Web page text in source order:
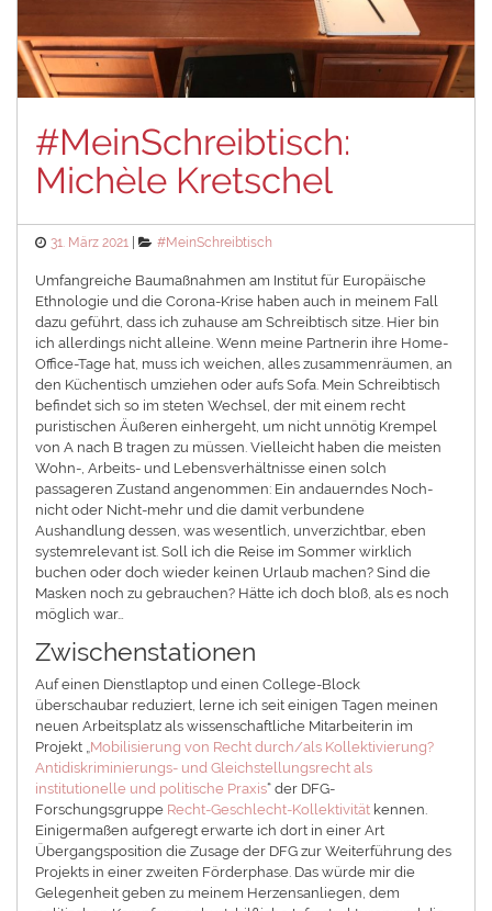
#MeinSchreibtisch:
Michèle Kretschel
Posted
31. März 2021 Categories
#MeinSchreibtisch
Umfangreiche Baumaßnahmen am Institut für Europäische
Ethnologie und die Corona-Krise haben auch in meinem Fall
dazu geführt, dass ich zuhause am Schreibtisch sitze. Hier bin
ich allerdings nicht alleine. Wenn meine Partnerin ihre Home-
Office-Tage hat, muss ich weichen, alles zusammenräumen, an
den Küchentisch umziehen oder aufs Sofa. Mein Schreibtisch
befindet sich so im steten Wechsel, der mit einem recht
puristischen Äußeren einhergeht, um nicht unnötig Krempel
von A nach B tragen zu müssen. Vielleicht haben die meisten
Wohn-, Arbeits- und Lebensverhältnisse einen solch
passageren Zustand angenommen: Ein andauerndes Noch-
nicht oder Nicht-mehr und die damit verbundene
Aushandlung dessen, was wesentlich, unverzichtbar, eben
systemrelevant ist. Soll ich die Reise im Sommer wirklich
buchen oder doch wieder keinen Urlaub machen? Sind die
Masken noch zu gebrauchen? Hätte ich doch bloß, als es noch
möglich war…
Zwischenstationen
Auf einen Dienstlaptop und einen College-Block
überschaubar reduziert, lerne ich seit einigen Tagen meinen
neuen Arbeitsplatz als wissenschaftliche Mitarbeiterin im
Projekt „ Mobilisierung von Recht durch/als Kollektivierung?
Antidiskriminierungs- und Gleichstellungsrecht als
institutionelle und politische Praxis“ der DFG-
Forschungsgruppe Recht-Geschlecht-Kollektivität kennen.
Einigermaßen aufgeregt erwarte ich dort in einer Art
Übergangsposition die Zusage der DFG zur Weiterführung des
Projekts in einer zweiten Förderphase. Das würde mir die
Gelegenheit geben zu meinem Herzensanliegen, dem